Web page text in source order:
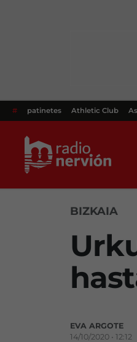
# patinetes Athletic Club
BIZKAIA
EVA ARGOTE
14/10/2020 • 12:12